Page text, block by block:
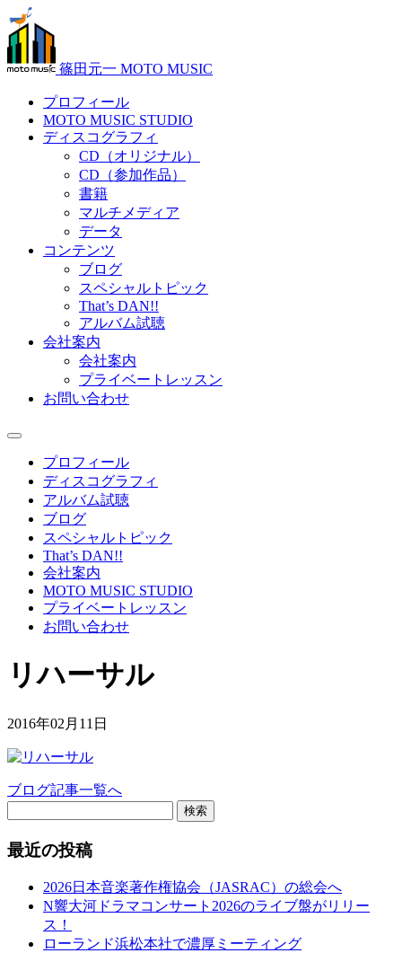
篠田元一 MOTO MUSIC
プロフィール
MOTO MUSIC STUDIO
ディスコグラフィ
CD（オリジナル）
CD（参加作品）
書籍
マルチメディア
データ
コンテンツ
ブログ
スペシャルトピック
That’s DAN!!
アルバム試聴
会社案内
会社案内
プライベートレッスン
お問い合わせ
プロフィール
ディスコグラフィ
アルバム試聴
ブログ
スペシャルトピック
That’s DAN!!
会社案内
MOTO MUSIC STUDIO
プライベートレッスン
お問い合わせ
リハーサル
2016年02月11日
ブログ記事一覧へ
検索
最近の投稿
2026日本音楽著作権協会（JASRAC）の総会へ
N響大河ドラマコンサート2026のライブ盤がリリー
ス！
ローランド浜松本社で濃厚ミーティング